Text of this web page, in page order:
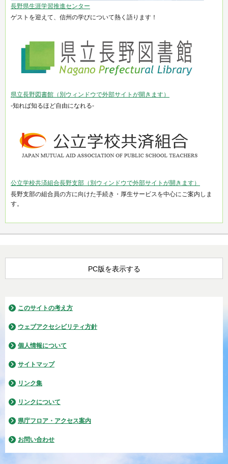
長野県生涯学習推進センター
ゲストを迎えて、信州の学びについて熱く語ります！
県立長野図書館（別ウィンドウで外部サイトが開きます）
-知れば知るほど自由になれる-
公立学校共済組合長野支部（別ウィンドウで外部サイトが開きます）
長野支部の組合員の方に向けた手続き・厚生サービスを中心にご案内しま
す。
PC版を表示する
このサイトの考え方
ウェブアクセシビリティ方針
個人情報について
サイトマップ
リンク集
リンクについて
県庁フロア・アクセス案内
お問い合わせ